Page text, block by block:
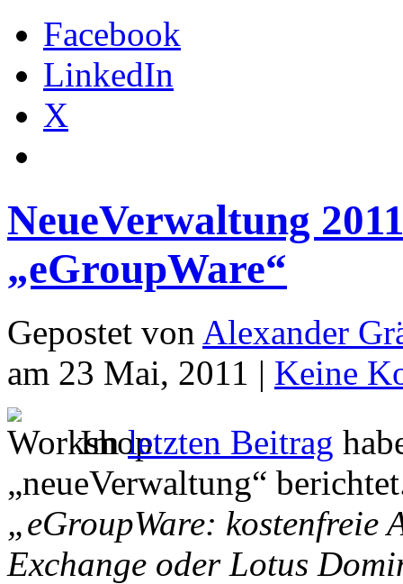
Facebook
LinkedIn
X
NeueVerwaltung
„eGroupWare“
Gepostet von Alexander
am 23 Mai, 2011 | Keine
Imletzten Beitrag
„neueVerwaltung“
„eGroupWare: kostenfreie
Exchange oder Lotus